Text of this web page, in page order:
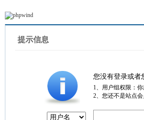
提示信息
您没有登录或者
1、用户组权限：
2、您还不是站点